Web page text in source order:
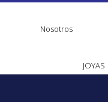
JOYAS
Nosotros